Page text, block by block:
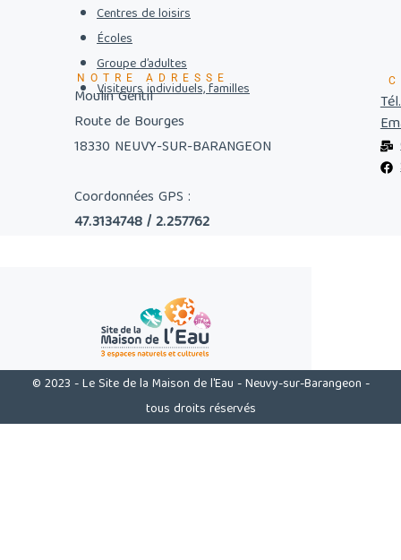
Centres de loisirs
Écoles
Groupe d’adultes
Visiteurs individuels, familles
NOTRE ADRESSE
Moulin Gentil
Route de Bourges
18330 NEUVY-SUR-BARANGEON
Coordonnées GPS :
47.3134748 / 2.257762
© 2023 - Le Site de la Maison de l'Eau - Neuvy-sur-Barangeon -
tous droits réservés